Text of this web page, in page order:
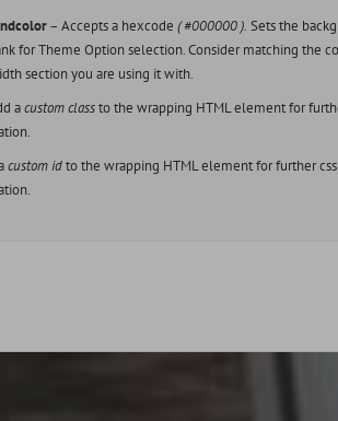
– Accepts a hexcode( #000000 ). Sets the
for Theme Option selection. Consider matching the
section you are using it with.
acustom classto the wrapping HTML element for
custom idto the wrapping HTML element for further css